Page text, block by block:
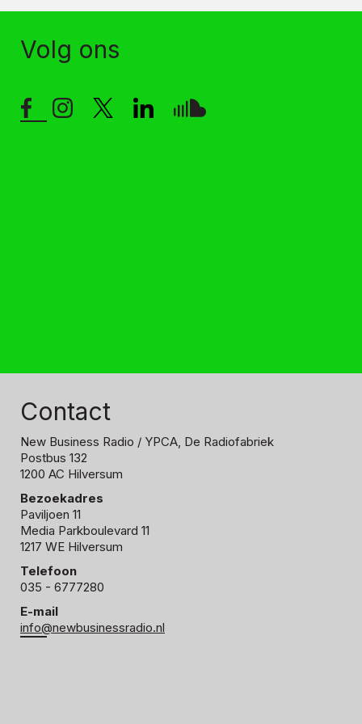
Volg ons
Contact
New Business Radio / YPCA, De Radiofabriek
Postbus 132
1200 AC Hilversum
Bezoekadres
Paviljoen 11
Media Parkboulevard 11
1217 WE Hilversum
Telefoon
035 - 6777280
E-mail
info@newbusinessradio.nl